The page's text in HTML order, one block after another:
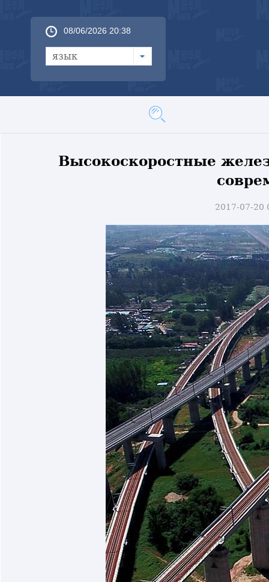
08/06/2026 20:38
язык
Высокоскоростные
2017-07-20